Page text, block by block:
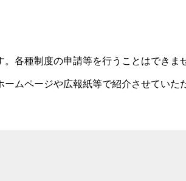
各種制度の申請等を行うことはできま
ムページや広報紙等で紹介させていた